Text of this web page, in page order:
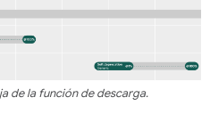
de la función de descarga.